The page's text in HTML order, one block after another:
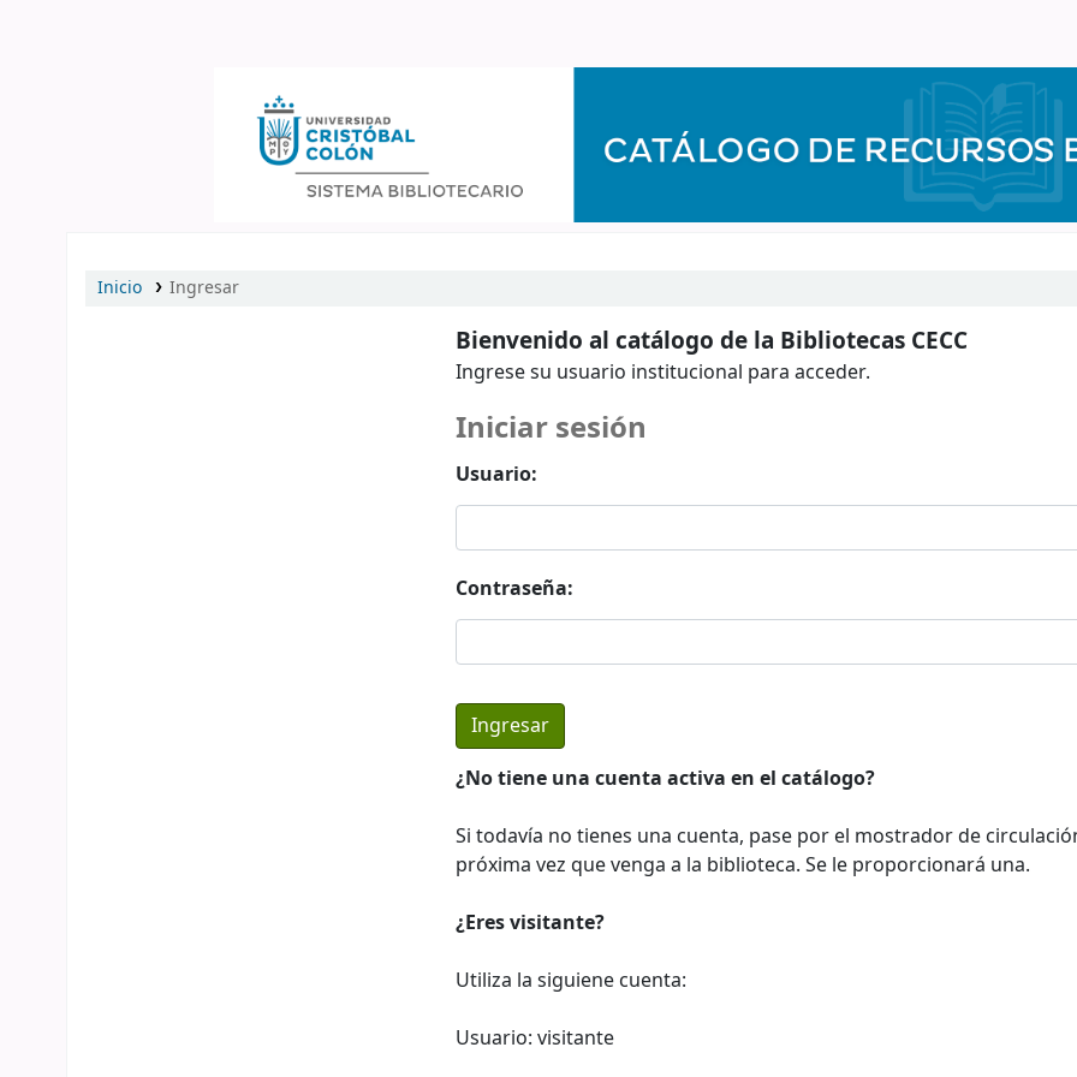
Inicio Ingresar
Bienvenido al catálogo de la Bibliotecas CECC
Ingrese su usuario institucional para acceder.
Iniciar sesión
Usuario:
Contraseña:
¿No tiene una cuenta activa en el catálogo?
Si todavía no tienes una cuenta, pase por el mostrador de
próxima vez que venga a la biblioteca. Se le proporcionará una.
¿Eres visitante?
Utiliza la siguiene cuenta:
Usuario: visitante